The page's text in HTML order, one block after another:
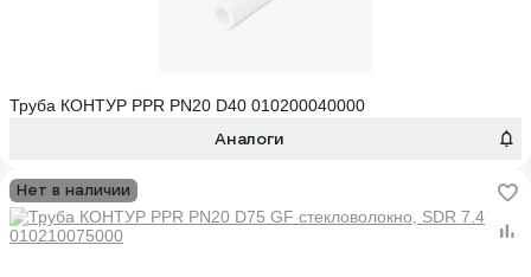
Труба КОНТУР PPR PN20 D40 010200040000
Аналоги
Нет в наличии